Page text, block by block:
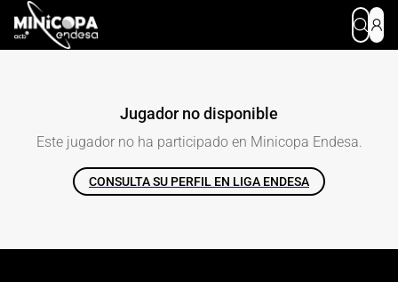
Jugador no disponible
Este jugador no ha participado en Minicopa Endesa.
CONSULTA SU PERFIL EN LIGA ENDESA